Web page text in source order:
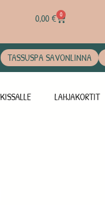
0,00€ 0
TASSUSPA SAVONLINNA
KISSALLE LAHJAKORTIT